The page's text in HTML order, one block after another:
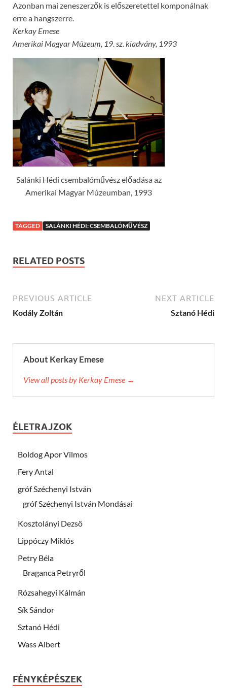
Azonban mai zeneszerzők is előszeretettel komponálnak
erre a hangszerre.
Kerkay Emese
Amerikai Magyar Múzeum, 19. sz. kiadvány, 1993
Salánki Hédi csembalóművész előadása az
Amerikai Magyar Múzeumban, 1993
TAGGED SALÁNKI HÉDI: CSEMBALÓMŰVÉSZ
RELATED POSTS
PREVIOUS ARTICLE
Kodály Zoltán
NEXT ARTICLE
Sztanó Hédi
About Kerkay Emese
View all posts by Kerkay Emese →
ÉLETRAJZOK
Boldog Apor Vilmos
Fery Antal
gróf Széchenyi István
gróf Széchenyi István Mondásai
Kosztolányi Dezsö
Lippóczy Miklós
Petry Béla
Braganca Petryről
Rózsahegyi Kálmán
Sík Sándor
Sztanó Hédi
Wass Albert
FÉNYKÉPÉSZEK